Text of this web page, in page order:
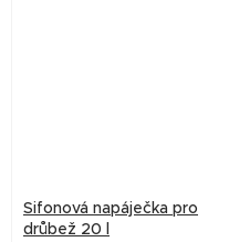
Sifonová napáječka pro
drůbež 20 l